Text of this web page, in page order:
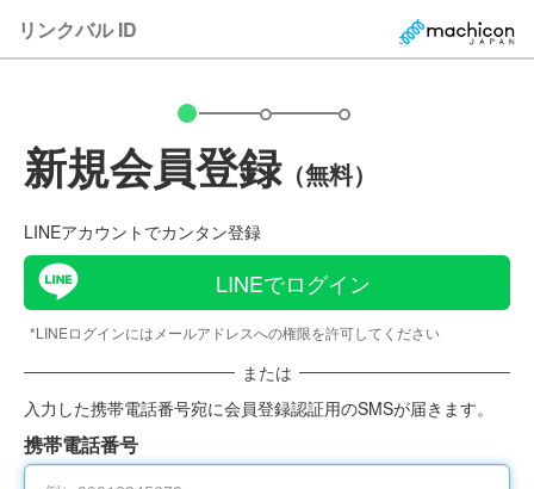
リンクバル ID
新規会員登録（無料）
LINEアカウントでカンタン登録
LINEでログイン
*LINEログインにはメールアドレスへの権限を許可してください
または
入力した携帯電話番号宛に会員登録認証用のSMSが届きます。
携帯電話番号